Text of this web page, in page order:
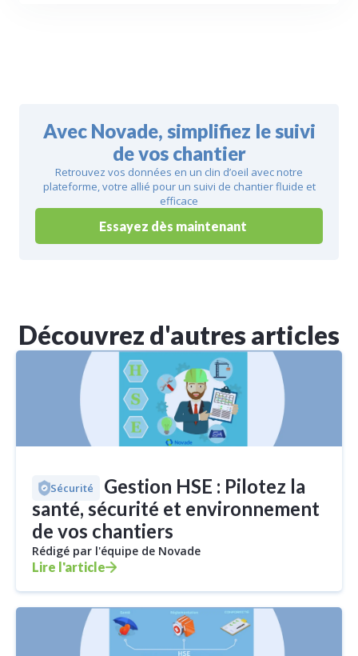
Avec Novade, simplifiez le suivi
de vos chantier
Retrouvez vos données en un clin d’oeil avec notre
plateforme, votre allié pour un suivi de chantier fluide et
efficace
Essayez dès maintenant
Découvrez d'autres articles
Sécurité
Logiciel Gestion HSE : Pilotez la
santé, sécurité et environnement
de vos chantiers
Rédigé par l'équipe de Novade
Lire l'article